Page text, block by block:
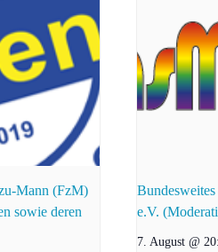
Mann (FzM)
sowie deren
e.V.
7. August @